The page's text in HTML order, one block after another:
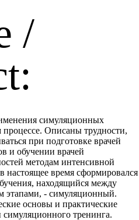
/
симуляционных
процессе. Описаны трудности,
при подготовке врачей
и обучении врачей
методам интенсивной
настоящее время сформировался
находящийся между
этапами, - симуляционный.
основы и практические
симуляционного тренинга.